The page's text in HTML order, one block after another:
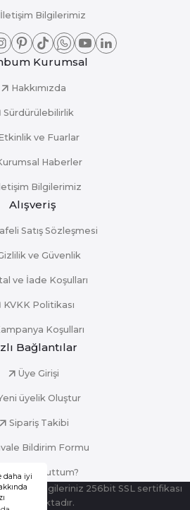
daha iyi
İletişim Bilgilerimiz
Kurumsal
Hakkımızda
Sürdürülebilirlik
ve Fuarlar
Haberler
Bilgilerimiz
Alışveriş
Satış Sözleşmesi
ve Güvenlik
ve İade Koşulları
KVKK Politikası
Koşulları
Bağlantılar
Üye Girişi
üyelik Oluştur
Sipariş Takibi
Bildirim Formu
Şifremi Unuttum?
kartı bilgileriniz 256bit SSL sertifikası
korunmaktadır.